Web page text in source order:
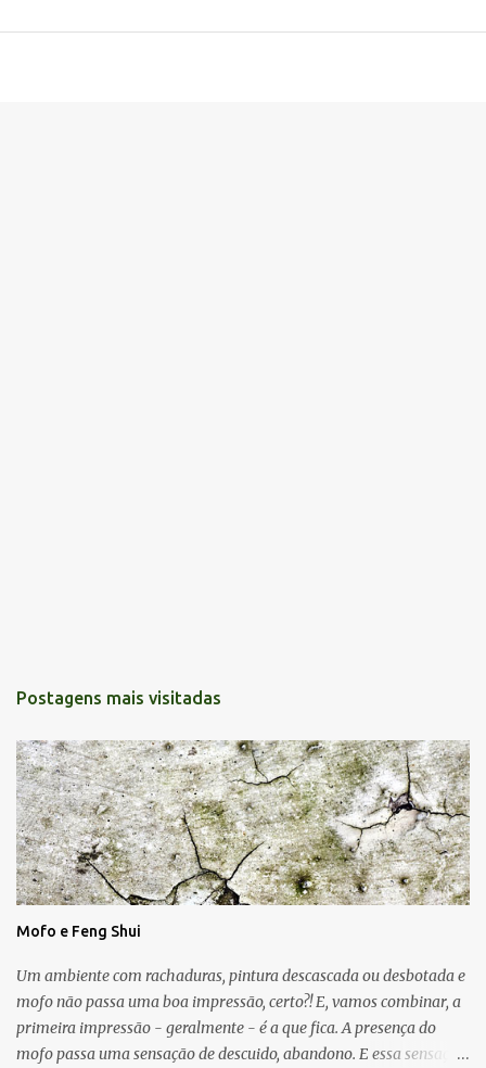
Postagens mais visitadas
Mofo e Feng Shui
Um ambiente com rachaduras, pintura descascada ou desbotada e
mofo não passa uma boa impressão, certo?! E, vamos combinar, a
primeira impressão - geralmente - é a que fica. A presença do
mofo passa uma sensação de descuido, abandono. E essa sensação,